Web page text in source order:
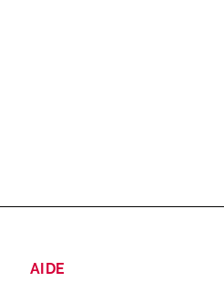
AIDE